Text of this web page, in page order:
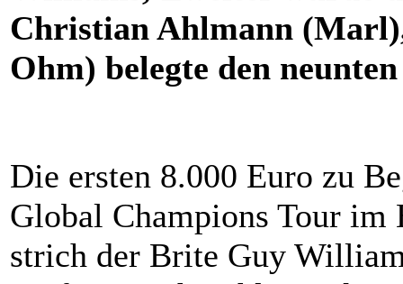
Christian Ahlmann
Ohm) belegte den
Die ersten 8.000 Euro zu
Global Champions Tour im
strich der Brite Guy